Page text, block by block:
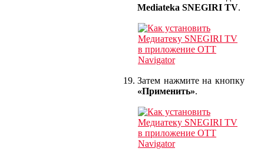
Mediateka SNEGIRI TV.
Затем нажмите на кнопку
«Применить».